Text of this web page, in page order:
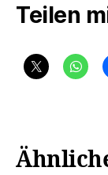
Teilen